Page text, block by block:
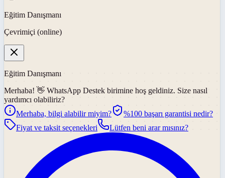
Eğitim Danışmanı
Çevrimiçi (online)
Eğitim Danışmanı
Merhaba! 👋 WhatsApp Destek birimine hoş geldiniz. Size nasıl
yardımcı olabiliriz?
Merhaba, bilgi alabilir miyim?
%100 başarı garantisi nedir?
Fiyat ve taksit seçenekleri
Lütfen beni arar mısınız?